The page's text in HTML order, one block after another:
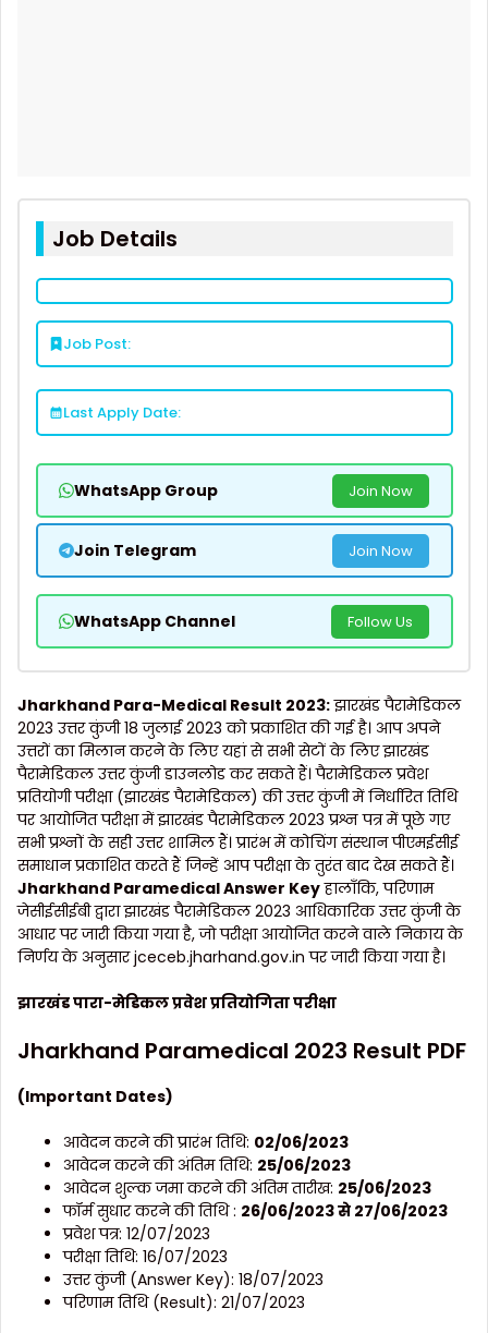
Job Details
Job Post:
Last Apply Date:
WhatsApp Group Join Now
Join Telegram Join Now
WhatsApp Channel Follow Us
Jharkhand Para-Medical Result 2023:झारखंड पैरामेडिकल
2023 उत्तर कुंजी 18 जुलाई 2023 को प्रकाशित की गई है। आप अपने
उत्तरों का मिलान करने के लिए यहां से सभी सेटों के लिए झारखंड
पैरामेडिकल उत्तर कुंजी डाउनलोड कर सकते हैं। पैरामेडिकल प्रवेश
प्रतियोगी परीक्षा (झारखंड पैरामेडिकल) की उत्तर कुंजी में निर्धारित तिथि
पर आयोजित परीक्षा में झारखंड पैरामेडिकल 2023 प्रश्न पत्र में पूछे गए
सभी प्रश्नों के सही उत्तर शामिल हैं। प्रारंभ में कोचिंग संस्थान पीएमईसीई
समाधान प्रकाशित करते हैं जिन्हें आप परीक्षा के तुरंत बाद देख सकते हैं।
Jharkhand Paramedical Answer Keyहालाँकि, परिणाम
जेसीईसीईबी द्वारा झारखंड पैरामेडिकल 2023 आधिकारिक उत्तर कुंजी के
आधार पर जारी किया गया है, जो परीक्षा आयोजित करने वाले निकाय के
निर्णय के अनुसार jceceb.jharhand.gov.in पर जारी किया गया है।
झारखंडपारा-मेडिकलप्रवेश प्रतियोगिता परीक्षा
Jharkhand Paramedical 2023 Result PDF
(Important Dates)
आवेदन करने की प्रारंभ तिथि: 02/06/2023
आवेदन करने की अंतिम तिथि: 25/06/2023
आवेदन शुल्क जमा करने की अंतिम तारीख: 25/06/2023
फॉर्म सुधार करने की तिथि : 26/06/2023 से 27/06/2023
प्रवेश पत्र: 12/07/2023
परीक्षा तिथि: 16/07/2023
उत्तर कुंजी (Answer Key): 18/07/2023
परिणाम तिथि (Result): 21/07/2023